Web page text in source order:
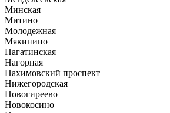
Минская
Митино
Молодежная
Мякинино
Нагатинская
Нагорная
Нахимовский проспект
Нижегородская
Новогиреево
Новокосино